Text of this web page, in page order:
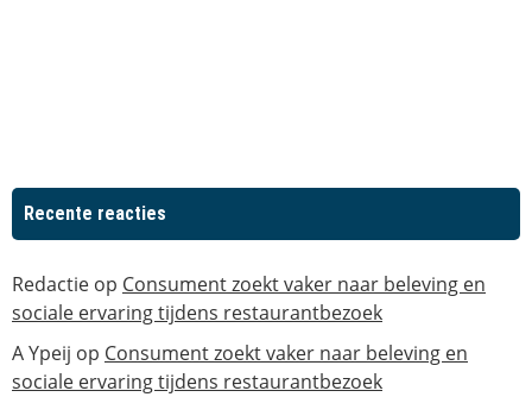
Recente reacties
Redactie op Consument zoekt vaker naar beleving en
sociale ervaring tijdens restaurantbezoek
A Ypeij op Consument zoekt vaker naar beleving en
sociale ervaring tijdens restaurantbezoek